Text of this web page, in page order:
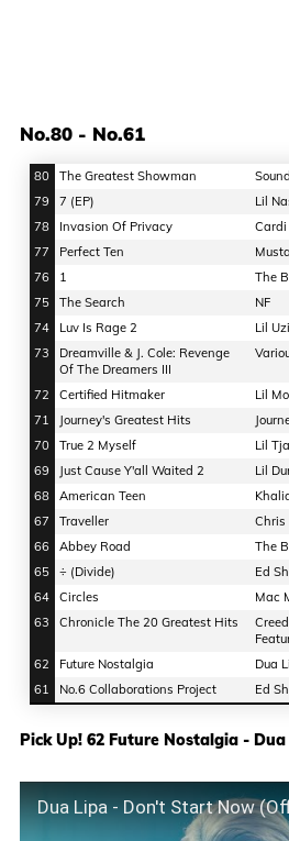
No.80 - No.61
80 The Greatest Showman
79
7 (EP)
Lil
78
Invasion Of Privacy
Cardi
77
Perfect Ten
76
1
The
75
The Search
NF
74
Luv Is Rage 2
Lil
73
Dreamville & J. Cole: Revenge
Of The Dreamers III
72 Certified Hitmaker
Lil
71
Journey's Greatest Hits
70
True 2 Myself
Lil
69
Just Cause Y'all Waited 2
Lil
68
American Teen
Khalid
67
Traveller
Chris
66
Abbey Road
The
65
÷ (Divide)
Ed
64
Circles
Mac
63
Chronicle The 20 Greatest Hits
62
Future Nostalgia
Dua
61
No.6 Collaborations Project Ed
Pick Up! 62 Future Nostalgia -
Dua Lipa - Don't Start Now